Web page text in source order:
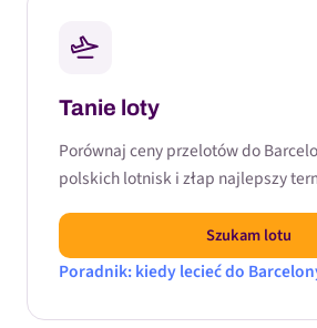
Tanie loty
Porównaj ceny przelotów do
polskich lotnisk i złap najlepszy
Szukam lotu
Poradnik: kiedy lecieć do